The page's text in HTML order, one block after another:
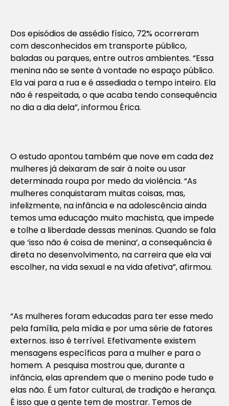
Dos episódios de assédio físico, 72% ocorreram
com desconhecidos em transporte público,
baladas ou parques, entre outros ambientes. “Essa
menina não se sente à vontade no espaço público.
Ela vai para a rua e é assediada o tempo inteiro. Ela
não é respeitada, o que acaba tendo consequência
no dia a dia dela”, informou Érica.
O estudo apontou também que nove em cada dez
mulheres já deixaram de sair à noite ou usar
determinada roupa por medo da violência. “As
mulheres conquistaram muitas coisas, mas,
infelizmente, na infância e na adolescência ainda
temos uma educação muito machista, que impede
e tolhe a liberdade dessas meninas. Quando se fala
que ‘isso não é coisa de menina’, a consequência é
direta no desenvolvimento, na carreira que ela vai
escolher, na vida sexual e na vida afetiva”, afirmou.
“As mulheres foram educadas para ter esse medo
pela família, pela mídia e por uma série de fatores
externos. isso é terrível. Efetivamente existem
mensagens específicas para a mulher e para o
homem. A pesquisa mostrou que, durante a
infância, elas aprendem que o menino pode tudo e
elas não. É um fator cultural, de tradição e herança.
É isso que a gente tem de mostrar. Temos de